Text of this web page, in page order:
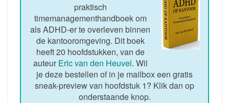
praktisch
timemanagementhandboek om
als ADHD-er te overleven binnen
de kantooromgeving. Dit boek
heeft 20 hoofdstukken, van de
auteur Eric van den Heuvel. Wil
je deze bestellen of in je mailbox een gratis
sneak-preview van hoofdstuk 1? Klik dan op
onderstaande knop.